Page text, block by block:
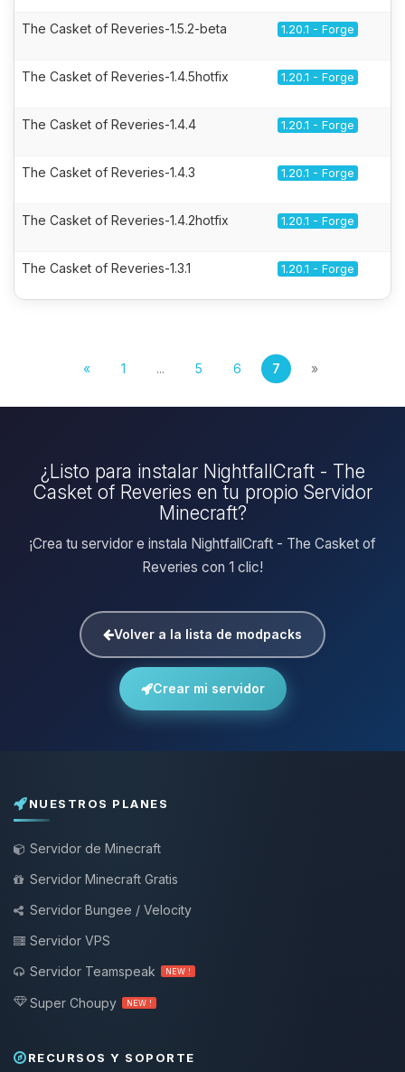
The Casket of Reveries-1.5.2-beta 1.20.1 - Forge
The Casket of Reveries-1.4.5hotfix 1.20.1 - Forge
The Casket of Reveries-1.4.4 1.20.1 - Forge
The Casket of Reveries-1.4.3 1.20.1 - Forge
The Casket of Reveries-1.4.2hotfix 1.20.1 - Forge
The Casket of Reveries-1.3.1 1.20.1 - Forge
« 1 ... 5 6 7 »
¿Listo para instalar NightfallCraft - The
Casket of Reveries en tu propio Servidor
Minecraft?
¡Crea tu servidor e instala NightfallCraft - The Casket of
Reveries con 1 clic!
Volver a la lista de modpacks
Crear mi servidor
NUESTROS PLANES
Servidor de Minecraft
Servidor Minecraft Gratis
Servidor Bungee / Velocity
Servidor VPS
Servidor Teamspeak
NEW !
Super Choupy NEW !
RECURSOS Y SOPORTE